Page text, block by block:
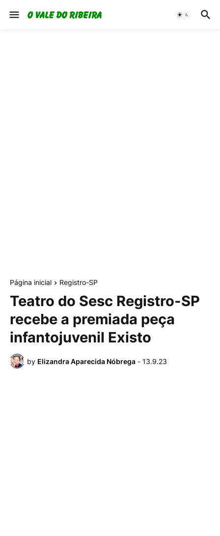
Página inicial Registro-SP
Teatro do Sesc Registro-SP
recebe a premiada peça
infantojuvenil Existo
by Elizandra Aparecida Nóbrega - 13.9.23